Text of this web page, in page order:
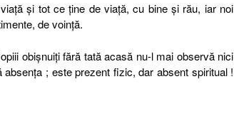
şi tot ce ţine de viaţă, cu bine şi rău, iar noi
de voinţă.
obişnuiţi fără tată acasă nu-l mai observă nici
; este prezent fizic, dar absent spiritual !